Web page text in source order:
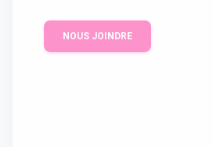
NOUS JOINDRE